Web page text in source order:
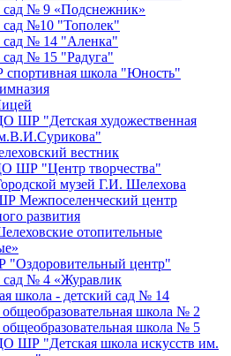
сад № 9 «Подснежник»
сад №10 "Тополек"
сад № 14 "Аленка"
сад № 15 "Радуга"
школа "Юность"
ШР "Детская художественная
вестник
ШР "Центр творчества"
музей Г.И. Шелехова
Межпоселенческий центр
развития
отопительные
центр"
сад № 4 «Журавлик
школа - детский сад № 14
школа № 2
школа № 5
ШР "Детская школа искусств им.